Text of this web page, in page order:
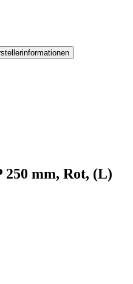
250 mm, Rot, (L)